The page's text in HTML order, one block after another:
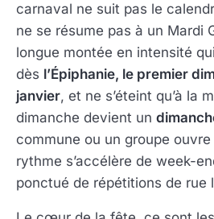
carnaval ne suit pas le
ne se résume pas à un Mardi
longue montée en intensité
dès l’Épiphanie, le premier
janvier, et ne s’éteint qu’à la
dimanche devient un
commune ou un groupe
rythme s’accélère de week-
ponctué de répétitions de rue